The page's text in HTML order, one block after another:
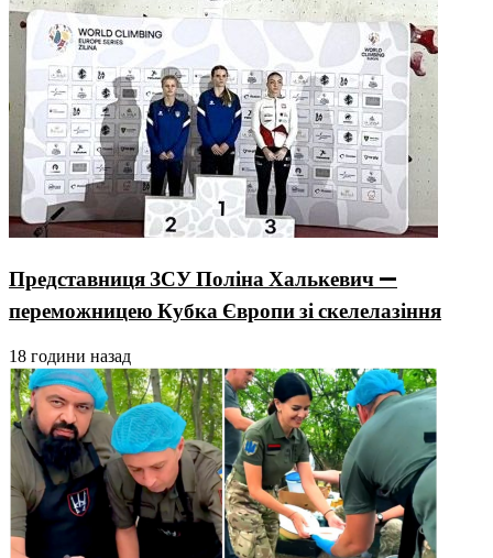
Представниця ЗСУ Поліна Халькевич —
переможницею Кубка Європи зі скелелазіння
18 години назад